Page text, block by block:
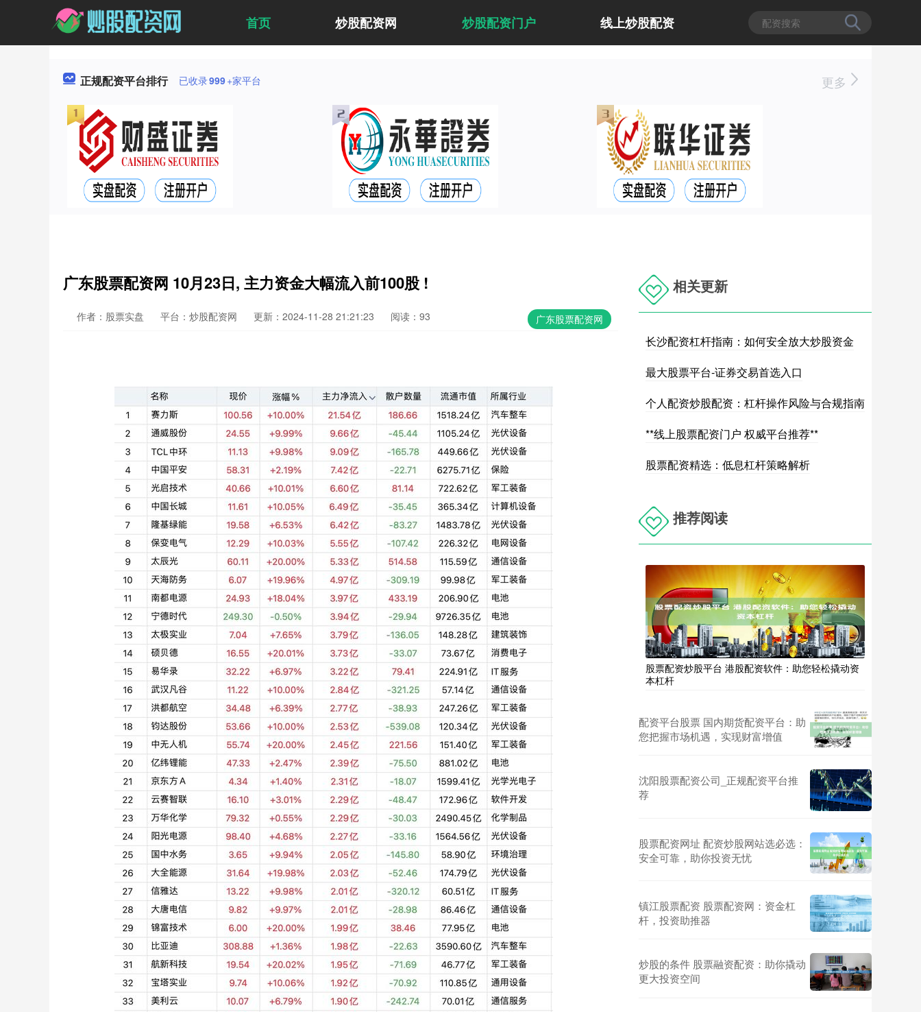
首页 炒股配资网 炒股配资门户 线上炒股配资
正规配资平台排行 已收录999+家平台 更多
广东股票配资网 10月23日, 主力资金大幅流入前100股 !
广东股票配资网
作者：股票实盘 平台：炒股配资网 更新：2024-11-28 21:21:23 阅读：93
相关更新
长沙配资杠杆指南：如何安全放大炒股资金
最大股票平台-证券交易首选入口
个人配资炒股配资：杠杆操作风险与合规指南
**线上股票配资门户 权威平台推荐**
股票配资精选：低息杠杆策略解析
推荐阅读
股票配资炒股平台 港股配资软件：助您轻松撬动资
本杠杆
配资平台股票 国内期货配资平台：助
您把握市场机遇，实现财富增值
沈阳股票配资公司_正规配资平台推
荐
股票配资网址 配资炒股网站选必选：
安全可靠，助你投资无忧
镇江股票配资 股票配资网：资金杠
杆，投资助推器
炒股的条件 股票融资配资：助你撬动
更大投资空间